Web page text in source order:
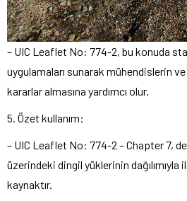
– UIC Leaflet No: 774-2, bu konuda
uygulamaları sunarak mühendislerin
kararlar almasına yardımcı olur.
5. Özet kullanım:
– UIC Leaflet No: 774-2 – Chapter 7,
üzerindeki dingil yüklerinin dağılımıyla
kaynaktır.